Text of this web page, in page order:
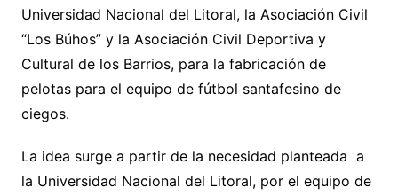
Universidad Nacional del Litoral, la Asociación Civil
“Los Búhos” y la Asociación Civil Deportiva y
Cultural de los Barrios, para la fabricación de
pelotas para el equipo de fútbol santafesino de
ciegos.
La idea surge a partir de la necesidad planteada a
la Universidad Nacional del Litoral, por el equipo de